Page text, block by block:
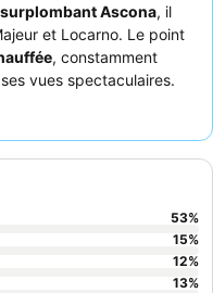
Ascona, il
et Locarno. Le point
, constamment
vues spectaculaires.
le
une chambre avec
53%
15%
12%
13%